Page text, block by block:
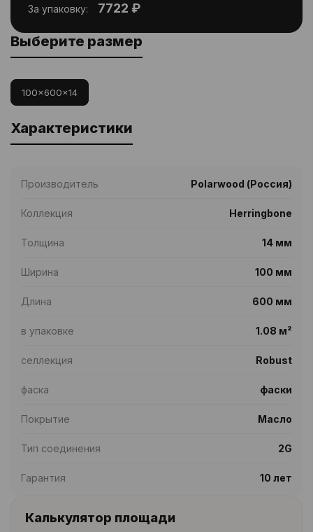
За упаковку: 7722 ₽
Выберите размер
100x600x14
Характеристики
Производитель Polarwood (Россия)
Коллекция Herringbone
Толщина 14 мм
Ширина 100 мм
Длина 600 мм
в упаковке 1.08 м²
селлекция Robust
фаска фаски
Покрытие Масло
Тип соединения 2G
Гарантия 10 лет
Калькулятор площади